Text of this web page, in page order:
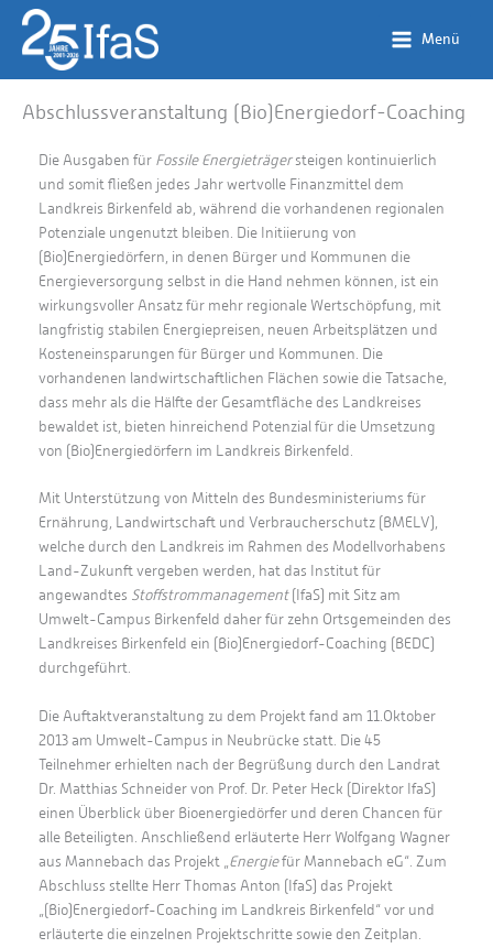
Zum
Inhalt
springen
Menü
Abschlussveranstaltung (Bio)Energiedorf-Coaching
Die Ausgaben für Fossile Energieträgersteigen kontinuierlich
und somit fließen jedes Jahr wertvolle Finanzmittel dem
Landkreis Birkenfeld ab, während die vorhandenen regionalen
Potenziale ungenutzt bleiben. Die Initiierung von
(Bio)Energiedörfern, in denen Bürger und Kommunen die
Energieversorgung selbst in die Hand nehmen können, ist ein
wirkungsvoller Ansatz für mehr regionale Wertschöpfung, mit
langfristig stabilen Energiepreisen, neuen Arbeitsplätzen und
Kosteneinsparungen für Bürger und Kommunen. Die
vorhandenen landwirtschaftlichen Flächen sowie die Tatsache,
dass mehr als die Hälfte der Gesamtfläche des Landkreises
bewaldet ist, bieten hinreichend Potenzial für die Umsetzung
von (Bio)Energiedörfern im Landkreis Birkenfeld.
Mit Unterstützung von Mitteln des Bundesministeriums für
Ernährung, Landwirtschaft und Verbraucherschutz (BMELV),
welche durch den Landkreis im Rahmen des Modellvorhabens
Land-Zukunft vergeben werden, hat das Institut für
angewandtes Stoffstrommanagement(IfaS) mit Sitz am
Umwelt-Campus Birkenfeld daher für zehn Ortsgemeinden des
Landkreises Birkenfeld ein (Bio)Energiedorf-Coaching (BEDC)
durchgeführt.
Die Auftaktveranstaltung zu dem Projekt fand am 11.Oktober
2013 am Umwelt-Campus in Neubrücke statt. Die 45
Teilnehmer erhielten nach der Begrüßung durch den Landrat
Dr. Matthias Schneider von Prof. Dr. Peter Heck (Direktor IfaS)
einen Überblick über Bioenergiedörfer und deren Chancen für
alle Beteiligten. Anschließend erläuterte Herr Wolfgang Wagner
aus Mannebach das Projekt „Energiefür Mannebach eG“. Zum
Abschluss stellte Herr Thomas Anton (IfaS) das Projekt
„(Bio)Energiedorf-Coaching im Landkreis Birkenfeld“ vor und
erläuterte die einzelnen Projektschritte sowie den Zeitplan.